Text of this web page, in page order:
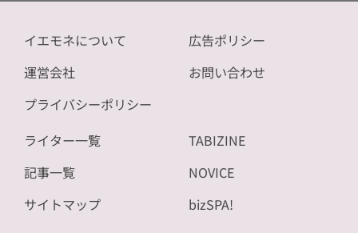
イエモネについて
運営会社
プライバシーポリシー
広告ポリシー
お問い合わせ
ライター一覧
記事一覧
サイトマップ
TABIZINE
NOVICE
bizSPA!